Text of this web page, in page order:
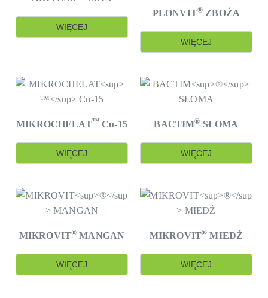
ALKALIN™ K+Si, ALKALIN™ KB+Si, ALKALIN™
PK 10:20.
wzrost plonu i jego parametry jakościowe.
WIĘCEJ
PLONVIT® ZBOŻA
WIĘCEJ
MIKROCHELAT™Cu-15
WIĘCEJ
BACTIM® SŁOMA
WIĘCEJ
MIKROVIT® MANGAN
WIĘCEJ
MIKROVIT® MIEDŹ
WIĘCEJ